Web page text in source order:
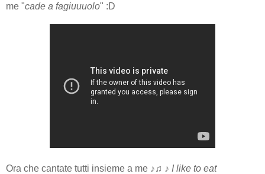
me "cade a fagiuuuolo" :D
Ora che cantate tutti insieme a me ♪♫ ♪ I like to eat